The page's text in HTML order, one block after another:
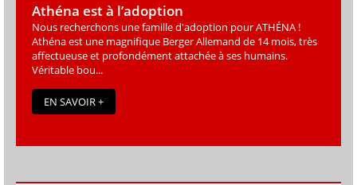
Athéna est à l’adoption
Nous recherchons une famille d'adoption pour ATHÉNA !
Athéna est une magniﬁque Berger Allemand de 14 mois, très
affectueuse et profondément attachée à ses humains.
Véritable bou...
EN SAVOIR +